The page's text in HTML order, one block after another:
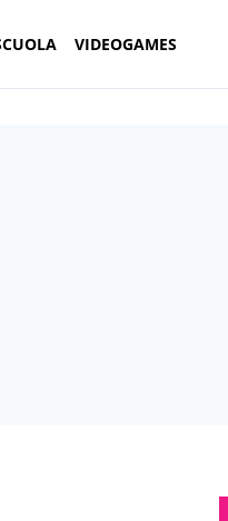
VIDEOGAMES